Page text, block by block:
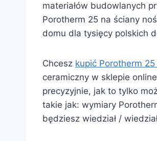
materiałów budowlanych
Porotherm 25 na ściany
domu dla tysięcy polskich
Chcesz kupić Porotherm
ceramiczny w sklepie
precyzyjnie, jak to tylko
takie jak: wymiary
będziesz wiedział /